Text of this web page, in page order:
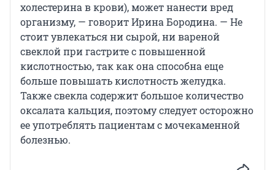
холестерина в крови), может нанести вред
организму, — говорит Ирина Бородина. — Не
стоит увлекаться ни сырой, ни вареной
свеклой при гастрите с повышенной
кислотностью, так как она способна еще
больше повышать кислотность желудка.
Также свекла содержит большое количество
оксалата кальция, поэтому следует осторожно
ее употреблять пациентам с мочекаменной
болезнью.